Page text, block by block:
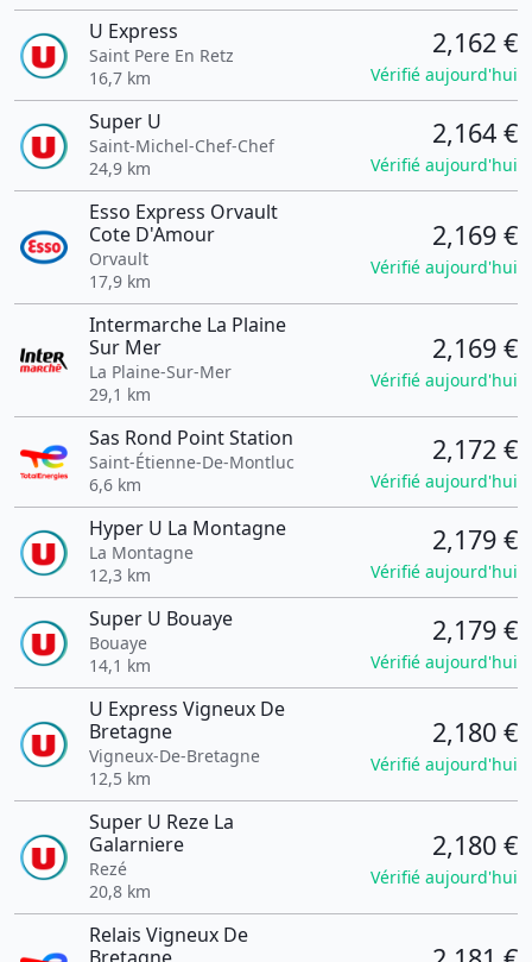
U Express
Saint Pere En Retz
16,7 km
2,162 €
Vérifié aujourd'hui
Super U
Saint-Michel-Chef-Chef
24,9 km
2,164 €
Vérifié aujourd'hui
Esso Express Orvault
Cote D'Amour
Orvault
17,9 km
2,169 €
Vérifié aujourd'hui
Intermarche La Plaine
Sur Mer
La Plaine-Sur-Mer
29,1 km
2,169 €
Vérifié aujourd'hui
Sas Rond Point Station
Saint-Étienne-De-Montluc
6,6 km
2,172 €
Vérifié aujourd'hui
Hyper U La Montagne
La Montagne
12,3 km
2,179 €
Vérifié aujourd'hui
Super U Bouaye
Bouaye
14,1 km
2,179 €
Vérifié aujourd'hui
U Express Vigneux De
Bretagne
Vigneux-De-Bretagne
12,5 km
2,180 €
Vérifié aujourd'hui
Super U Reze La
Galarniere
Rezé
20,8 km
2,180 €
Vérifié aujourd'hui
Relais Vigneux De